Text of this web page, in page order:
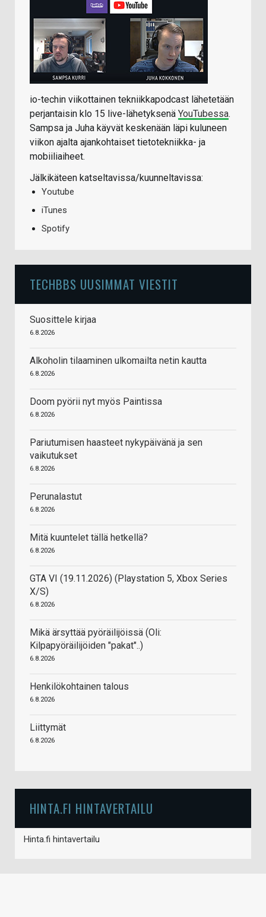
io-techin viikottainen tekniikkapodcast lähetetään
perjantaisin klo 15 live-lähetyksenä YouTubessa.
Sampsa ja Juha käyvät keskenään läpi kuluneen
viikon ajalta ajankohtaiset tietotekniikka- ja
mobiiliaiheet.
Jälkikäteen katseltavissa/kuunneltavissa:
Youtube
iTunes
Spotify
TECHBBS UUSIMMAT VIESTIT
Suosittele kirjaa
6.8.2026
Alkoholin tilaaminen ulkomailta netin kautta
6.8.2026
Doom pyörii nyt myös Paintissa
6.8.2026
Pariutumisen haasteet nykypäivänä ja sen
vaikutukset
6.8.2026
Perunalastut
6.8.2026
Mitä kuuntelet tällä hetkellä?
6.8.2026
GTA VI (19.11.2026) (Playstation 5, Xbox Series
X/S)
6.8.2026
Mikä ärsyttää pyöräilijöissä (Oli:
Kilpapyöräilijöiden "pakat"..)
6.8.2026
Henkilökohtainen talous
6.8.2026
Liittymät
6.8.2026
HINTA.FI HINTAVERTAILU
Hinta.fi hintavertailu